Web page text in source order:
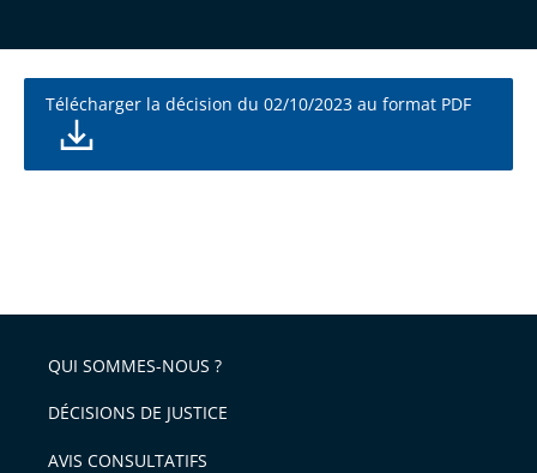
Télécharger la décision du 02/10/2023 au format PDF
QUI SOMMES-NOUS ?
DÉCISIONS DE JUSTICE
AVIS CONSULTATIFS